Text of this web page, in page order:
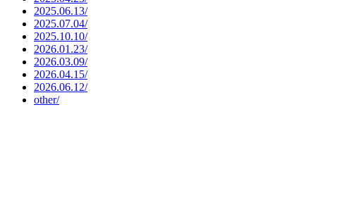
2025.06.13/
2025.07.04/
2025.10.10/
2026.01.23/
2026.03.09/
2026.04.15/
2026.06.12/
other/